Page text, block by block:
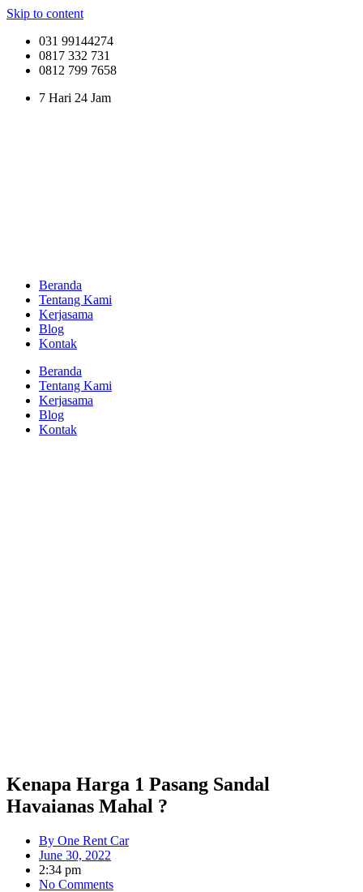
Skip to content
031 99144274
0817 332 731
0812 799 7658
7 Hari 24 Jam
Beranda
Tentang Kami
Kerjasama
Blog
Kontak
Beranda
Tentang Kami
Kerjasama
Blog
Kontak
Kenapa Harga 1 Pasang Sandal
Havaianas Mahal ?
By One Rent Car
June 30, 2022
2:34 pm
No Comments